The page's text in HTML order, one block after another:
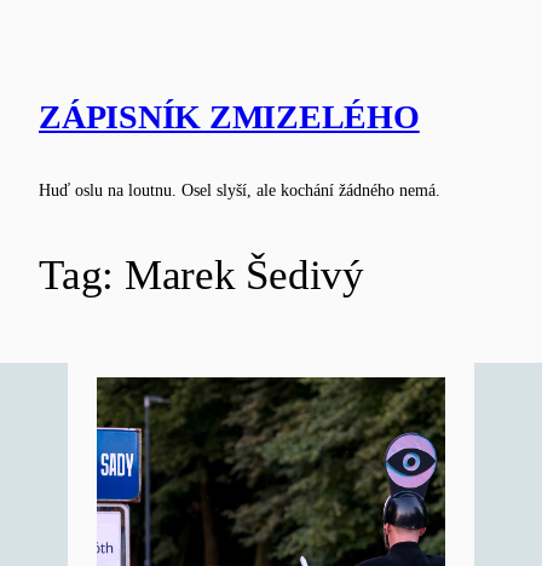
ZÁPISNÍK ZMIZELÉHO
Huď oslu na loutnu. Osel slyší, ale kochání žádného nemá.
Tag: Marek Šedivý